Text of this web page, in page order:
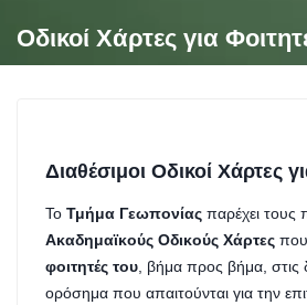
Οδικοί Χάρτες για
Διαθέσιμοι Οδικοί Χάρτες
Το Τμήμα Γεωπονίας παρέχει τους
Ακαδημαϊκούς Οδικούς Χάρτες
φοιτητές του , βήμα προς βήμα, στις
ορόσημα που απαιτούνται για την